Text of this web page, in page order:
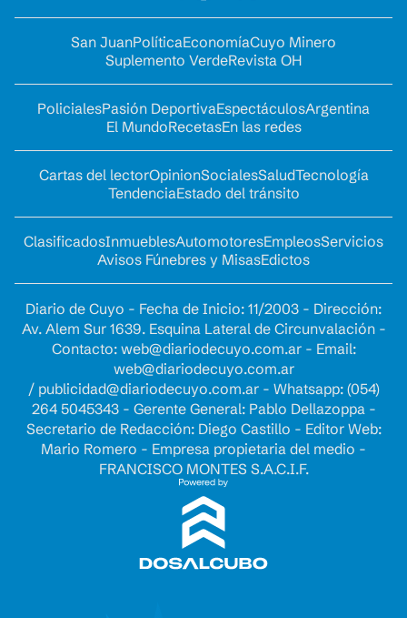
San JuanPolíticaEconomíaCuyo Minero
Suplemento VerdeRevista OH
PolicialesPasión DeportivaEspectáculosArgentina
El MundoRecetasEn las redes
Cartas del lectorOpinionSocialesSaludTecnología
TendenciaEstado del tránsito
ClasificadosInmueblesAutomotoresEmpleosServicios
Avisos Fúnebres y MisasEdictos
Diario de Cuyo - Fecha de Inicio: 11/2003 - Dirección:
Av. Alem Sur 1639. Esquina Lateral de Circunvalación -
Contacto: web@diariodecuyo.com.ar- Email:
web@diariodecuyo.com.ar
/ publicidad@diariodecuyo.com.ar- Whatsapp: (054)
264 5045343 - Gerente General: Pablo Dellazoppa -
Secretario de Redacción: Diego Castillo - Editor Web:
Mario Romero - Empresa propietaria del medio -
FRANCISCO MONTES S.A.C.I.F.